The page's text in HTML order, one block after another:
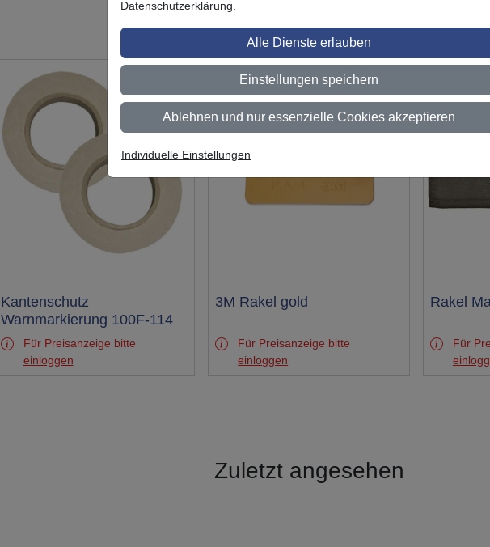
Das könnte Sie auch interessieren
Test
Kantenschutz
Warnmarkierung 100F-114
Für Preisanzeige bitte
einloggen
Test
3M Rakel gold
Für Preisanzeige bitte
einloggen
Test
Rakel
Für
Zuletzt angesehen
Datenschutzerklärung.
Alle Dienste erlauben
Einstellungen speichern
Ablehnen und nur essenzielle Cookies akzeptieren
Individuelle Einstellungen